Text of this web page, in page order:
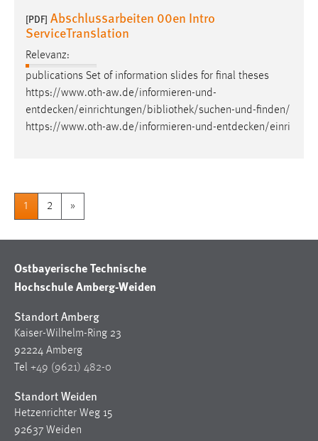
[PDF] Abschlussarbeiten 00en Intro
ServiceTranslation
Relevanz:
publications Set of information slides for final theses
https://www.oth-aw.de/informieren-und-
entdecken/einrichtungen/bibliothek/suchen-und-finden/
https://www.oth-aw.de/informieren-und-entdecken/einri
1 2 »
Ostbayerische Technische
Hochschule Amberg-Weiden
Standort Amberg
Kaiser-Wilhelm-Ring 23
92224 Amberg
Tel +49 (9621) 482-0
Standort Weiden
Hetzenrichter Weg 15
92637 Weiden